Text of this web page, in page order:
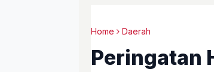
Home Daerah
Peringatan